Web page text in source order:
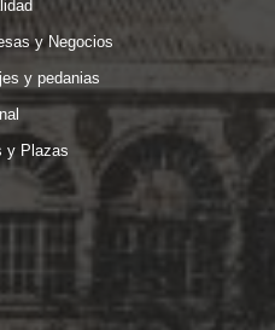
y Negocios
y pedanias
y Plazas